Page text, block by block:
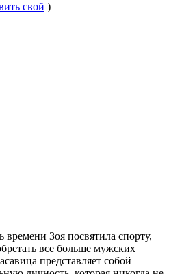
свой )
Зоя посвятила спорту,
все больше мужских
представляет собой